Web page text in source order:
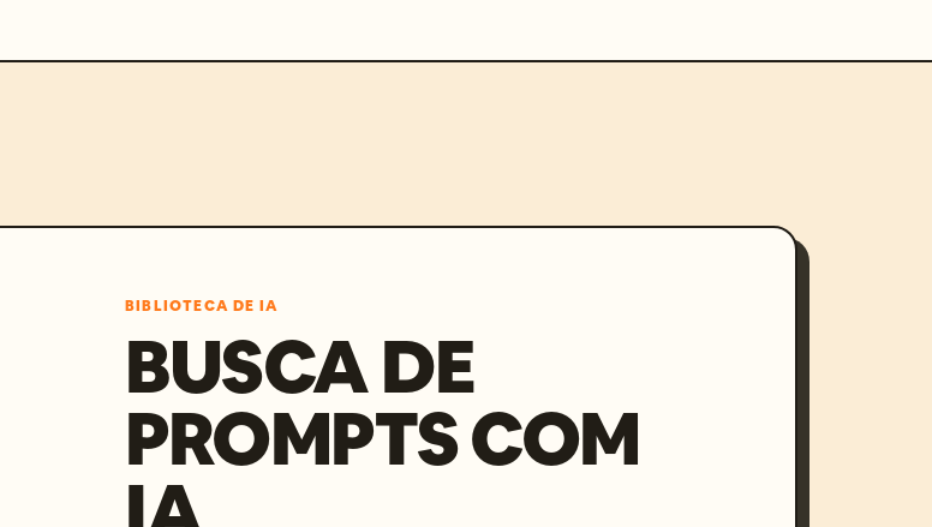
BIBLIOTECA DE IA
BUSCA DE
PROMPTS COM